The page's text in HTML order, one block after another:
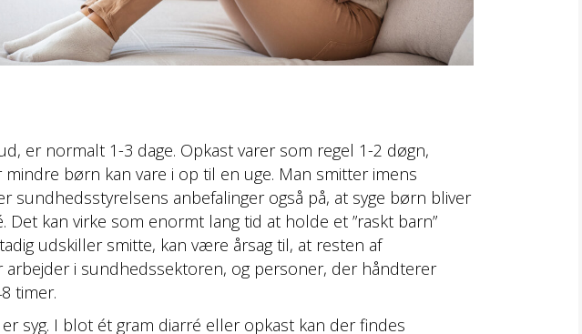
er normalt 1-3 dage. Opkast varer som regel 1-2 døgn,
børn kan vare i op til en uge. Man smitter imens
anbefalinger også på, at syge børn bliver
kan virke som enormt lang tid at holde et ”raskt barn”
udskiller smitte, kan være årsag til, at resten af
i sundhedssektoren, og personer, der håndterer
timer.
syg. I blot ét gram diarré eller opkast kan der findes